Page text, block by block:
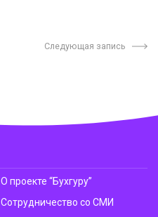
Следующая запись
О проекте “Бухгуру”
Сотрудничество со СМИ